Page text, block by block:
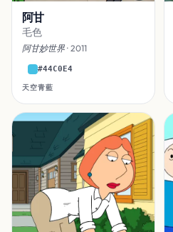
阿甘
毛色
阿甘妙世界· 2011
#44C0E4
天空青藍